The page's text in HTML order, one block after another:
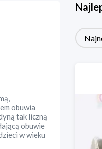
obuwia
tak liczną
obuwie
w wieku